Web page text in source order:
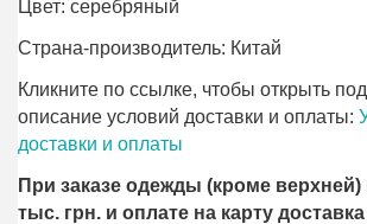
Цвет: серебряный
Страна-производитель: Китай
Кликните по ссылке, чтобы открыть
описание условий доставки и оплаты:
доставки и оплаты
При заказе одежды (кроме верхней)
тыс. грн. и оплате на карту